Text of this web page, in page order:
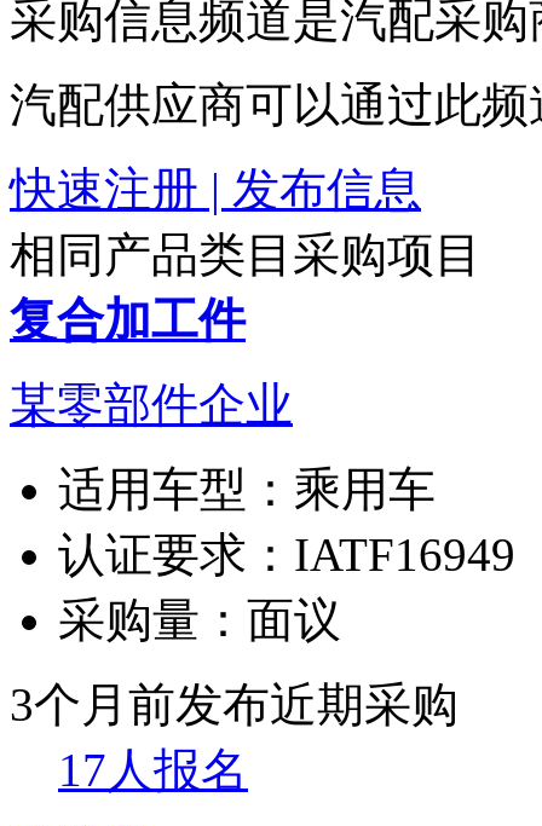
采购信息频道是汽配采
汽配供应商可以通过此
快速注册 | 发布信息
相同产品类目采购项目
复合加工件
某零部件企业
适用车型： 乘用车
认证要求： IATF16949
采购量： 面议
3个月前发布近期采购
17人报名